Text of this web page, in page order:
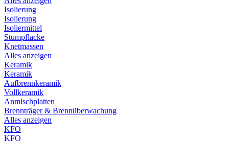
Isolierung
Isolierung
Isoliermittel
Stumpflacke
Knetmassen
Alles anzeigen
Keramik
Keramik
Aufbrennkeramik
Vollkeramik
Anmischplatten
Brennträger & Brennüberwachung
Alles anzeigen
KFO
KFO